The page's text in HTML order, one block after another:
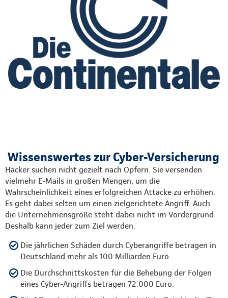
Wissenswertes zur Cyber-Versicherung
Hacker suchen nicht gezielt nach Opfern. Sie versenden
vielmehr E-Mails in großen Mengen, um die
Wahrscheinlichkeit eines erfolgreichen Attacke zu erhöhen.
Es geht dabei selten um einen zielgerichtete Angriff. Auch
die Unternehmensgröße steht dabei nicht im Vordergrund.
Deshalb kann jeder zum Ziel werden.
Die jährlichen Schäden durch Cyberangriffe betragen in
Deutschland mehr als 100 Milliarden Euro.
Die Durchschnittskosten für die Behebung der Folgen
eines Cyber-Angriffs betragen 72.000 Euro.